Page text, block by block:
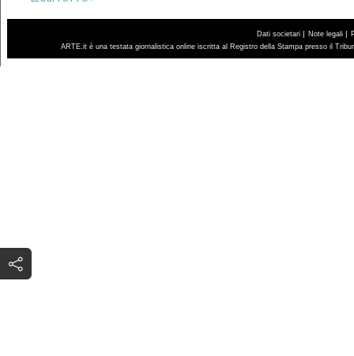
Dati societari | Note legali |
ARTE.it è una testata giornalistica online iscritta al Registro della Stampa presso il